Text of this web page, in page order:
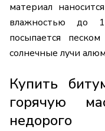
материал
влажностью до
посыпается
солнечные лучи
Купить
горячую
недорого